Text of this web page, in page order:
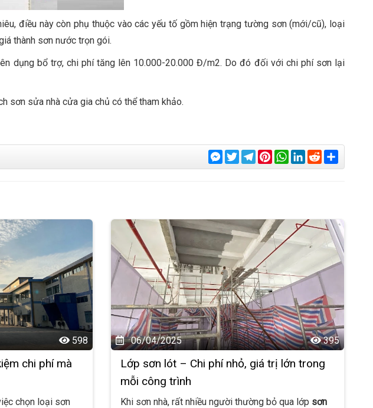
điều này còn phụ thuộc vào các yếu tố gồm hiện trạng tường sơn (mới/cũ), loại
thành sơn nước trọn gói.
dụng bổ trợ, chi phí tăng lên 10.000-20.000 Đ/m2. Do đó đối với chi phí sơn lại
sơn sửa nhà cửa gia chủ có thể tham khảo.
Messenger
TwitterTelegram
Pinterest
WhatsApp
LinkedIn
Reddit
598
chi phí mà
chọn loại sơn
06/04/2025 395
Lớp sơn lót – Chi phí nhỏ, giá trị lớn trong
mỗi công trình
Khi sơn nhà, rất nhiều người thường bỏ qua lớp sơn